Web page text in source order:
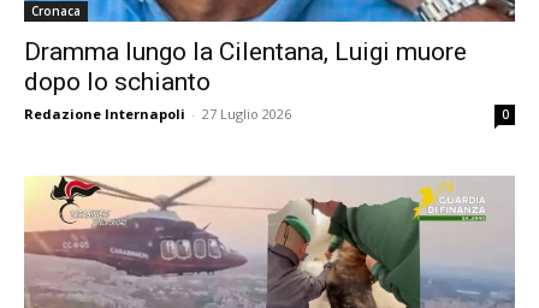
Cronaca
Dramma lungo la Cilentana, Luigi muore
dopo lo schianto
Redazione Internapoli - 27 Luglio 2026 0